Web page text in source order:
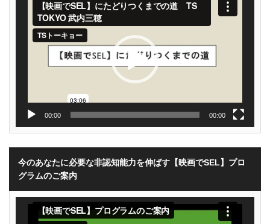
00:00 00:00
今のあなたに必要な非認知能力を伸ばす【映画でSEL】プロ
グラムのご案内
動